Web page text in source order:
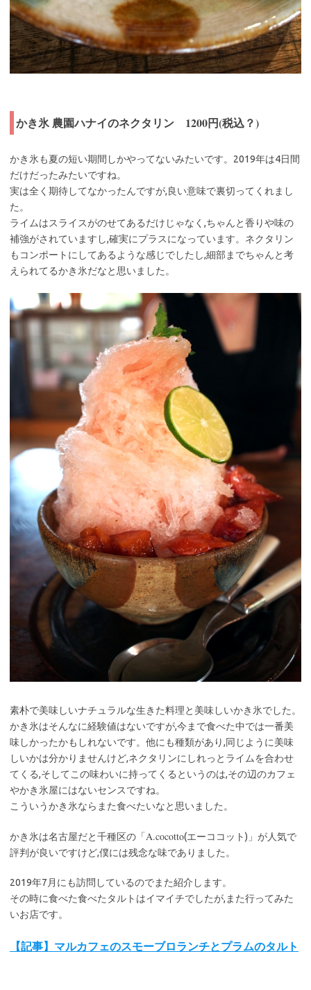
かき氷 農園ハナイのネクタリン 1200円(税込？)
かき氷も夏の短い期間しかやってないみたいです。2019年は4日間
だけだったみたいですね。
実は全く期待してなかったんですが,良い意味で裏切ってくれまし
た。
ライムはスライスがのせてあるだけじゃなく,ちゃんと香りや味の
補強がされていますし,確実にプラスになっています。ネクタリン
もコンポートにしてあるような感じでしたし,細部までちゃんと考
えられてるかき氷だなと思いました。
素朴で美味しいナチュラルな生きた料理と美味しいかき氷でした。
かき氷はそんなに経験値はないですが,今まで食べた中では一番美
味しかったかもしれないです。他にも種類があり,同じように美味
しいかは分かりませんけど,ネクタリンにしれっとライムを合わせ
てくる,そしてこの味わいに持ってくるというのは,その辺のカフェ
やかき氷屋にはないセンスですね。
こういうかき氷ならまた食べたいなと思いました。
かき氷は名古屋だと千種区の「A.cocotto(エーココット)」が人気で
評判が良いですけど,僕には残念な味でありました。
2019年7月にも訪問しているのでまた紹介します。
その時に食べた食べたタルトはイマイチでしたが,また行ってみた
いお店です。
【記事】マルカフェのスモーブロランチとプラムのタルト